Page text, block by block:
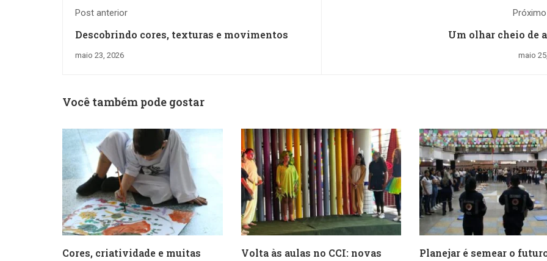
Post anterior
Descobrindo cores, texturas e movimentos
maio 23, 2026
Um olhar cheio de
maio
Você também pode gostar
Cores, criatividade e muitas
Volta às aulas no CCI: novas
Planejar é semear o